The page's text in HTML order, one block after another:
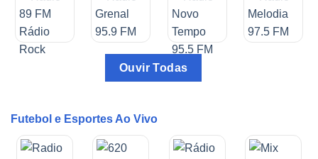
Ouvir Todas
Futebol e Esportes Ao Vivo